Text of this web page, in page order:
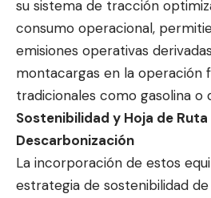
su sistema de tracción
consumo operacional,
emisiones operativas
montacargas en la operación
tradicionales como gasolina o
Sostenibilidad y Hoja de Ruta
Descarbonización
La incorporación de estos
estrategia de sostenibilidad